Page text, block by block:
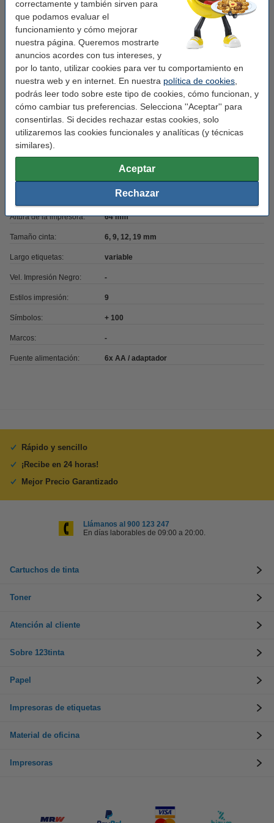
correctamente y también sirven para
que podamos evaluar el
funcionamiento y cómo mejorar
nuestra página. Queremos mostrarte
anuncios acordes con tus intereses, y
por lo tanto, utilizar cookies para ver tu comportamiento en
nuestra web y en internet. En nuestra política de cookies
podrás leer todo sobre este tipo de cookies, cómo funcionan, y
cómo cambiar tus preferencias. Selecciona ''Aceptar'' para
consentirlas. Si decides rechazar estas cookies, solo
utilizaremos las cookies funcionales y analíticas (y técnicas
similares).
Aceptar
Rechazar
Memoria: 99 ubicaciones (100 etiquetas)
Símbolos:
Resolución: 180
-
Impresión móvil: no
Velocidad impresión: 10
Marca: Dymo
Teclado:
234 mm
Profundidad de la
124 mm
Altura de la impresora: 64 mm
Tamaño cinta: 6, 9, 12, 19 mm
Largo etiquetas: variable
Vel. Impresión Negro: -
Estilos impresión: 9
Símbolos: + 100
Marcos: -
Fuente alimentación: 6x AA / adaptador
Rápido y sencillo
¡Recibe en 24 horas!
Mejor Precio Garantizado
Llámanos al 900 123 247
En días laborables de 09:00 a 20:00.
Cartuchos de tinta
Toner
Atención al cliente
Sobre 123tinta
Papel
Impresoras de etiquetas
Material de oficina
Impresoras